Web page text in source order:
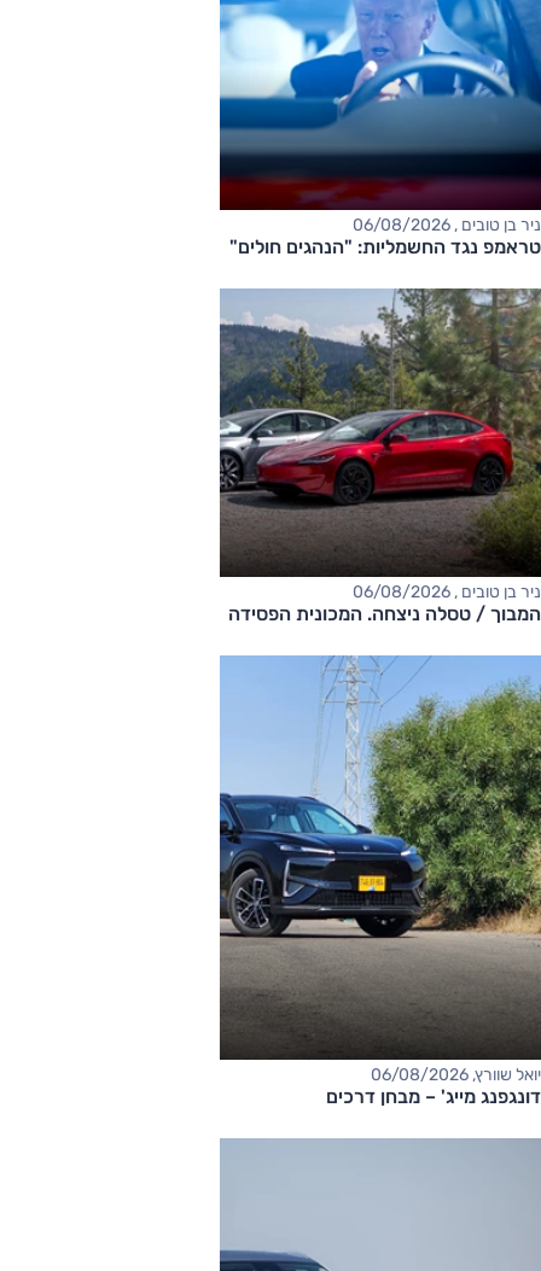
ניר בן טובים , 06/08/2026
טראמפ נגד החשמליות: "הנהגים חולים"
ניר בן טובים , 06/08/2026
המבוך / טסלה ניצחה. המכונית הפסידה
יואל שוורץ, 06/08/2026
דונגפנג מייג' – מבחן דרכים